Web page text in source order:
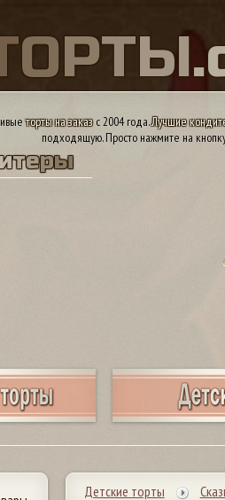
ОРТЫ.
торты на заказс 2004 года.Лучшие
подходящую. Просто нажмите на
теры
Детские торты